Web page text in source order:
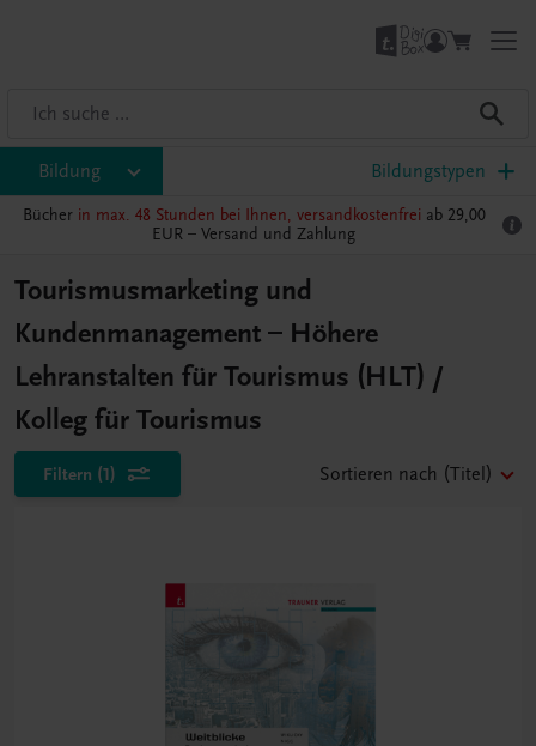
Bildung Bildungstypen
Bücher in max. 48 Stunden bei Ihnen, versandkostenfrei ab 29,00
EUR – Versand und Zahlung
Tourismusmarketing und
Kundenmanagement – Höhere
Lehranstalten für Tourismus (HLT) /
Kolleg für Tourismus
Filtern (1) Sortieren nach (Titel)